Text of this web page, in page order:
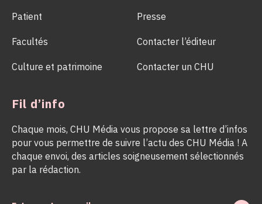
Patient
Facultés
Culture et patrimoine
Presse
Contacter l’éditeur
Contacter un CHU
Fil d’info
Chaque mois, CHU Média vous propose sa lettre d’infos
pour vous permettre de suivre l’actu des CHU Média ! A
chaque envoi, des articles soigneusement sélectionnés
par la rédaction.